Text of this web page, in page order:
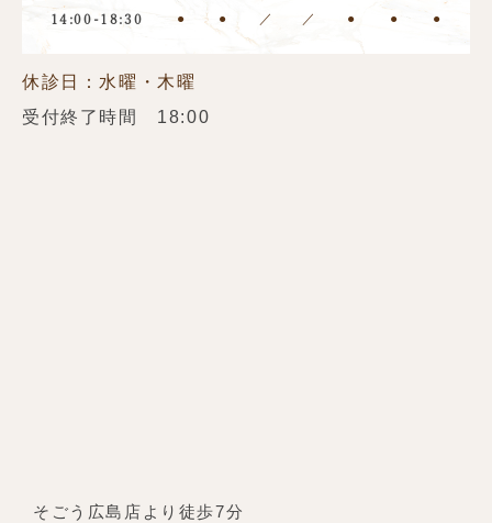
14:00-18:30 ● ● ／ ／ ● ● ●
休診日：水曜・木曜
受付終了時間 18:00
そごう広島店より徒歩7分